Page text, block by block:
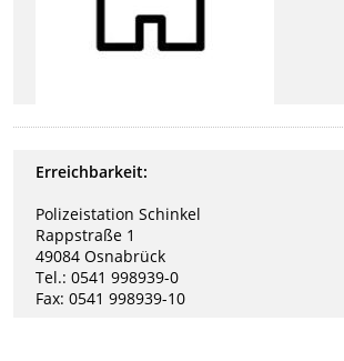
Erreichbarkeit:
Polizeistation Schinkel
Rappstraße 1
49084 Osnabrück
Tel.: 0541 998939-0
Fax: 0541 998939-10